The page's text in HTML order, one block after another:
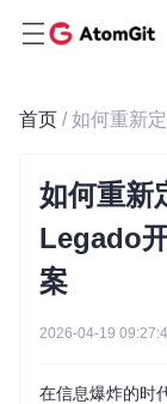
首页
如何重新
Legado
案
2026-04-19
在信息爆炸的时